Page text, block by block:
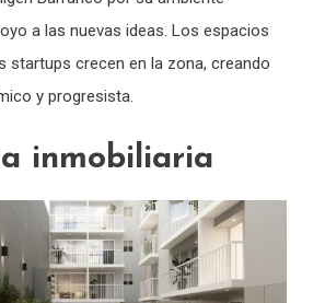
a las nuevas ideas. Los espacios
startups crecen en la zona, creando
y progresista.
inmobiliaria